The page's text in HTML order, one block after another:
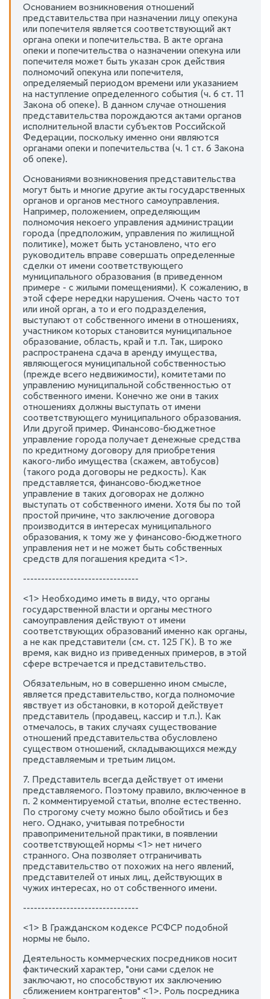
Основанием возникновения отношений
представительства при назначении лицу опекуна
или попечителя является соответствующий акт
органа опеки и попечительства. В акте органа
опеки и попечительства о назначении опекуна или
попечителя может быть указан срок действия
полномочий опекуна или попечителя,
определяемый периодом времени или указанием
на наступление определенного события (ч. 6 ст. 11
Закона об опеке). В данном случае отношения
представительства порождаются актами органов
исполнительной власти субъектов Российской
Федерации, поскольку именно они являются
органами опеки и попечительства (ч. 1 ст. 6 Закона
об опеке).
Основаниями возникновения представительства
могут быть и многие другие акты государственных
органов и органов местного самоуправления.
Например, положением, определяющим
полномочия некоего управления администрации
города (предположим, управления по жилищной
политике), может быть установлено, что его
руководитель вправе совершать определенные
сделки от имени соответствующего
муниципального образования (в приведенном
примере - с жилыми помещениями). К сожалению, в
этой сфере нередки нарушения. Очень часто тот
или иной орган, а то и его подразделения,
выступают от собственного имени в отношениях,
участником которых становится муниципальное
образование, область, край и т.п. Так, широко
распространена сдача в аренду имущества,
являющегося муниципальной собственностью
(прежде всего недвижимости), комитетами по
управлению муниципальной собственностью от
собственного имени. Конечно же они в таких
отношениях должны выступать от имени
соответствующего муниципального образования.
Или другой пример. Финансово-бюджетное
управление города получает денежные средства
по кредитному договору для приобретения
какого-либо имущества (скажем, автобусов)
(такого рода договоры не редкость). Как
представляется, финансово-бюджетное
управление в таких договорах не должно
выступать от собственного имени. Хотя бы по той
простой причине, что заключение договора
производится в интересах муниципального
образования, к тому же у финансово-бюджетного
управления нет и не может быть собственных
средств для погашения кредита <1>.
--------------------------------
<1> Необходимо иметь в виду, что органы
государственной власти и органы местного
самоуправления действуют от имени
соответствующих образований именно как органы,
а не как представители (см. ст. 125 ГК). В то же
время, как видно из приведенных примеров, в этой
сфере встречается и представительство.
Обязательным, но в совершенно ином смысле,
является представительство, когда полномочие
явствует из обстановки, в которой действует
представитель (продавец, кассир и т.п.). Как
отмечалось, в таких случаях существование
отношений представительства обусловлено
существом отношений, складывающихся между
представляемым и третьим лицом.
7. Представитель всегда действует от имени
представляемого. Поэтому правило, включенное в
п. 2 комментируемой статьи, вполне естественно.
По строгому счету можно было обойтись и без
него. Однако, учитывая потребности
правоприменительной практики, в появлении
соответствующей нормы <1> нет ничего
странного. Она позволяет отграничивать
представительство от похожих на него явлений,
представителей от иных лиц, действующих в
чужих интересах, но от собственного имени.
--------------------------------
<1> В Гражданском кодексе РСФСР подобной
нормы не было.
Деятельность коммерческих посредников носит
фактический характер, "они сами сделок не
заключают, но способствуют их заключению
сближением контрагентов" <1>. Роль посредника